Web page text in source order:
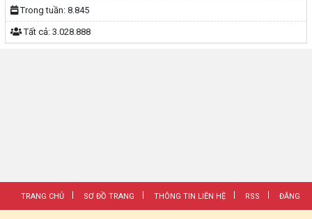
Trong tuần: 8.845
Tất cả: 3.028.888
TRANG CHỦ SƠ ĐỒ TRANG THÔNG TIN LIÊN HỆ RSS ĐĂNG